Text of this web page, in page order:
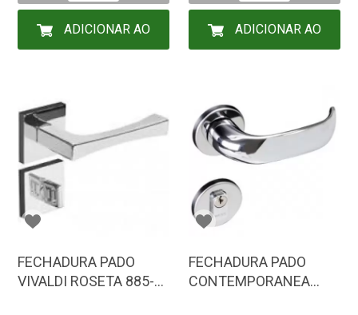
FECHADURA PADO
VIVALDI ROSETA 885-
FECHADURA PADO
CONTEMPORANEA